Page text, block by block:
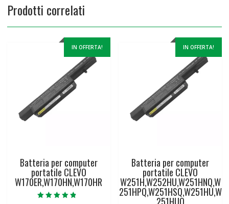
Prodotti correlati
IN OFFERTA!
Batteria per computer
portatile CLEVO
W170ER,W170HN,W170HR
IN OFFERTA!
Batteria per computer
portatile CLEVO
W251H,W252HU,W251HNQ,W
251HPQ,W251HSQ,W251HU,W